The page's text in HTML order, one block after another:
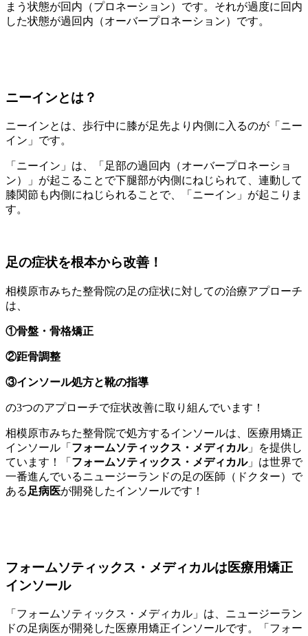
まう状態が回内（プロネーション）です。それが過度に回内
した状態が過回内（オーバープロネーション）です。
ニーインとは？
ニーインとは、歩行中に膝が足先より内側に入るのが「ニー
イン」です。
「ニーイン」は、「足部の過回内（オーバープロネーショ
ン）」が起こることで下腿部が内側にねじられて、連動して
膝関節も内側にねじられることで、「ニーイン」が起こりま
す。
足の症状を根本から改善！
相模原市みちた整骨院の足の症状に対しての治療アプローチ
は、
①骨盤・骨格矯正
②距骨調整
③インソール処方と靴の指導
の3つのアプローチで症状改善に取り組んでいます！
相模原市みちた整骨院で処方するインソールは、医療用矯正
インソール「 フォームソティックス・メディカル」を提供し
ています！「 フォームソティックス・メディカル」は世界で
一番進んでいるニュージーランドの足の医師（ドクター）で
ある 足病医が開発したインソールです！
フォームソティックス・メディカルは医療用矯正
インソール
「フォームソティックス・メディカル」は、ニュージーラン
ドの足病医が開発した医療用矯正インソールです。「フォー